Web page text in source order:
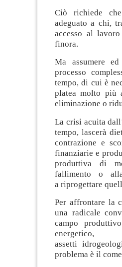
Ciò richiede
adeguato a chi,
accesso al
finora.
Ma assumere
processo
tempo, di cui è
platea molto più
eliminazione o
La crisi acuita
tempo, lascerà
contrazione e
finanziarie e
produttiva di
fallimento o
a riprogettare
Per affrontare la
una radicale
campo
assetti
problema è il